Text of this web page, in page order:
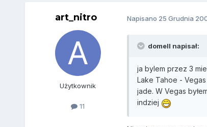
art_nitro
Użytkownik
11
Napisano 25 Grudnia
domell napisał:
ja bylem przez 3
Lake Tahoe -
jade. W Vegas
indziej